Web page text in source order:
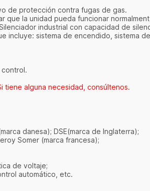
de protección contra fugas de gas.
que la unidad pueda funcionar
industrial con capacidad de
incluye: sistema de encendido, sistema
alguna necesidad, consúltenos.
danesa); DSE(marca de Inglaterra);
Somer (marca francesa);
de voltaje;
automático, etc.